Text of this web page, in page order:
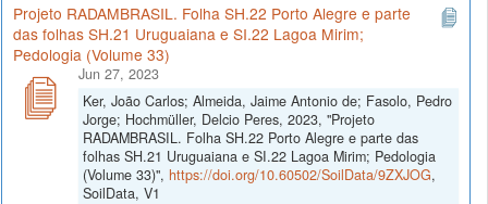
Projeto RADAMBRASIL. Folha SH.22 Porto Alegre e parte
das folhas SH.21 Uruguaiana e SI.22 Lagoa Mirim;
Pedologia (Volume 33)
Jun 27, 2023
Ker, João Carlos; Almeida, Jaime Antonio de; Fasolo, Pedro
Jorge; Hochmüller, Delcio Peres, 2023, "Projeto
RADAMBRASIL. Folha SH.22 Porto Alegre e parte das
folhas SH.21 Uruguaiana e SI.22 Lagoa Mirim; Pedologia
(Volume 33)", https://doi.org/10.60502/SoilData/9ZXJOG,
SoilData, V1